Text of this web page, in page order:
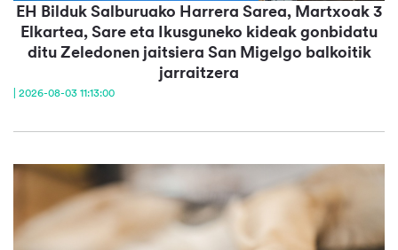
EH Bilduk Salburuako Harrera Sarea, Martxoak 3
Elkartea, Sare eta Ikusguneko kideak gonbidatu
ditu Zeledonen jaitsiera San Migelgo balkoitik
jarraitzera
| 2026-08-03 11:13:00